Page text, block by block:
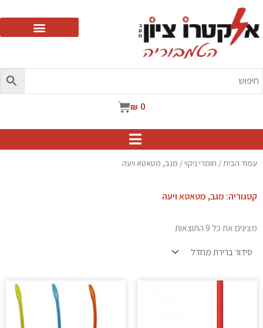
₪ 0
עגלת
עמוד הבית/ חומרי ניקוי/ מגב, מטאטא ויעה
קטגוריה: מגב, מטאטא ויעה
מציגים את כל ⁦9⁩ התוצאות